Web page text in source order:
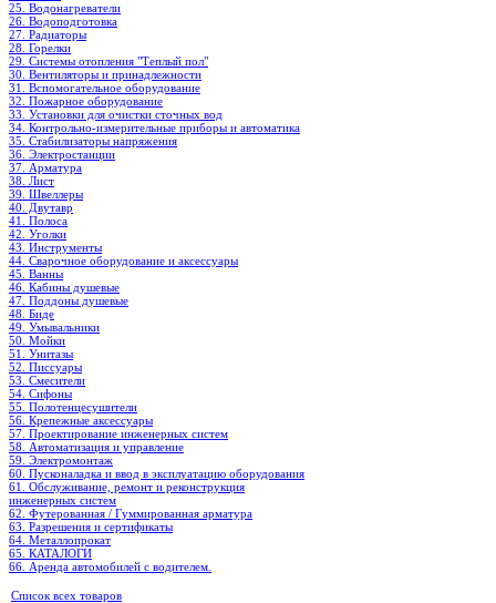
25. Водонагреватели
26. Водоподготовка
27. Радиаторы
28. Горелки
29. Системы отопления "Теплый пол"
30. Вентиляторы и принадлежности
31. Вспомогательное оборудование
32. Пожарное оборудование
33. Установки для очистки сточных вод
34. Контрольно-измерительные приборы и автоматика
35. Стабилизаторы напряжения
36. Электростанции
37. Арматура
38. Лист
39. Швеллеры
40. Двутавр
41. Полоса
42. Уголки
43. Инструменты
44. Сварочное оборудование и аксессуары
45. Ванны
46. Кабины душевые
47. Поддоны душевые
48. Биде
49. Умывальники
50. Мойки
51. Унитазы
52. Писсуары
53. Смесители
54. Сифоны
55. Полотенцесушители
56. Крепежные аксессуары
57. Проектирование инженерных систем
58. Автоматизация и управление
59. Электромонтаж
60. Пусконаладка и ввод в эксплуатацию оборудования
61. Обслуживание, ремонт и реконструкция
инженерных систем
62. Футерованная / Гуммированная арматура
63. Разрешения и сертификаты
64. Металлопрокат
65. КАТАЛОГИ
66. Аренда автомобилей с водителем.
Список всех товаров